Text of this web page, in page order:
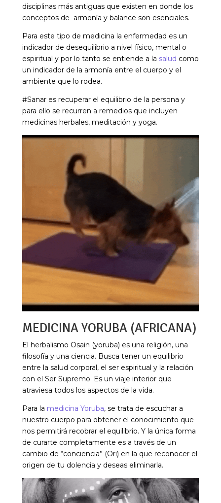
disciplinas más antiguas que existen en donde los
conceptos de armonía y balance son esenciales.
Para este tipo de medicina la enfermedad es un
indicador de desequilibrio a nivel físico, mental o
espiritual y por lo tanto se entiende a la salud como
un indicador de la armonía entre el cuerpo y el
ambiente que lo rodea.
#Sanar es recuperar el equilibrio de la persona y
para ello se recurren a remedios que incluyen
medicinas herbales, meditación y yoga.
MEDICINA YORUBA (AFRICANA)
El herbalismo Osain (yoruba) es una religión, una
filosofía y una ciencia. Busca tener un equilibrio
entre la salud corporal, el ser espiritual y la relación
con el Ser Supremo. Es un viaje interior que
atraviesa todos los aspectos de la vida.
Para la medicina Yoruba, se trata de escuchar a
nuestro cuerpo para obtener el conocimiento que
nos permitirá recobrar el equilibrio. Y la única forma
de curarte completamente es a través de un
cambio de “conciencia” (Ori) en la que reconocer el
origen de tu dolencia y deseas eliminarla.